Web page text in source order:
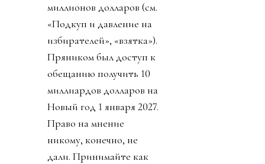
миллионов долларов (см.
«Подкуп и давление на
избирателей», «взятка»).
Пряником был доступ к
обещанию получить 10
миллиардов долларов на
Новый год 1 января 2027.
Право на мнение
никому, конечно, не
дали. Принимайте как